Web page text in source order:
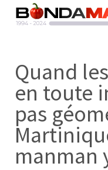
Quand
en toute
pas
manman